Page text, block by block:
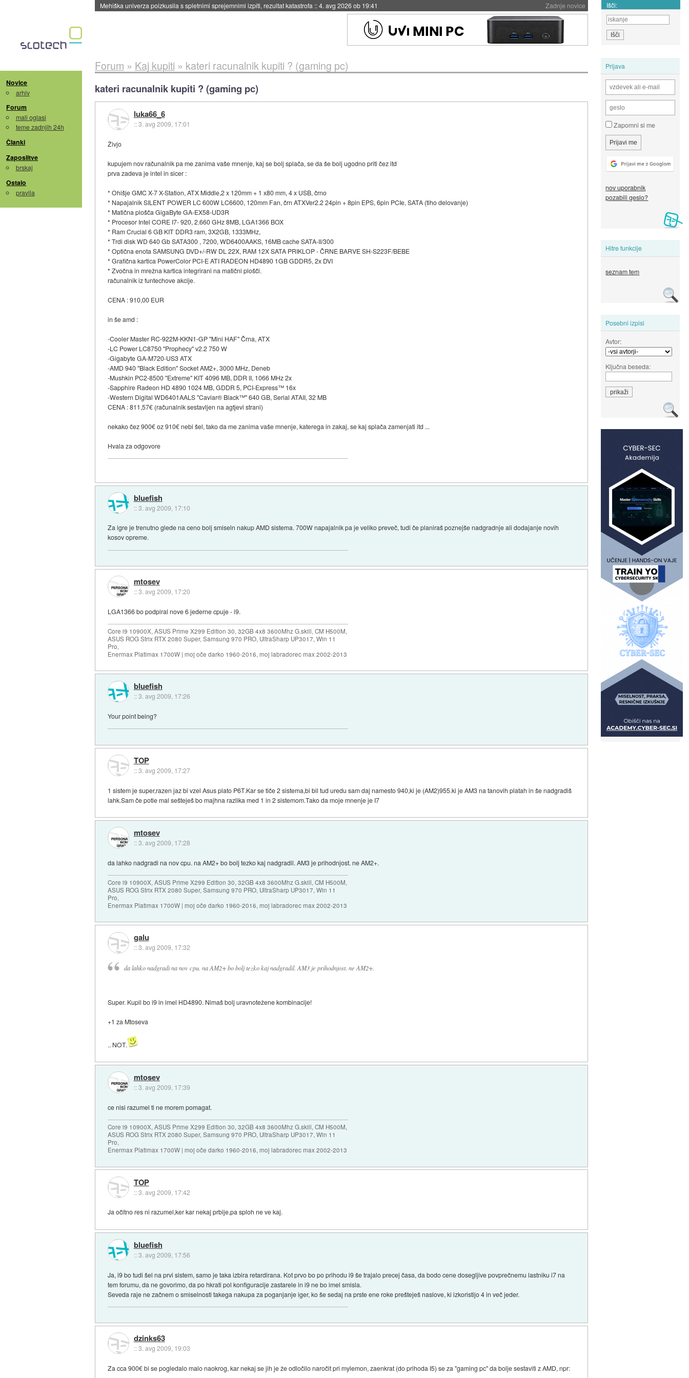
Zadnje novice
Evropska vesoljska agencija razvija svojo raketo za večkratno uporabo::4. avg 2026 ob 19:41 Išči:
Novice
arhiv
Forum
mali oglasi
teme zadnjih 24h
Članki
Zaposlitve
brskaj
Ostalo
pravila
Prijava
Zapomni si me
nov uporabnik
pozabili geslo?
Hitre funkcije
seznam tem
Posebni izpisi
Avtor:
Ključna beseda:
Forum » Kaj kupiti » kateri racunalnik kupiti ? (gaming pc)
kateri racunalnik kupiti ? (gaming pc)
luka66_6
::3. avg 2009, 17:01
Živjo
kupujem nov računalnik pa me zanima vaše mnenje, kaj se bolj splača, se da še bolj ugodno priti čez itd
prva zadeva je intel in sicer :
* Ohišje GMC X-7 X-Station, ATX Middle,2 x 120mm + 1 x80 mm, 4 x USB, črno
* Napajalnik SILENT POWER LC 600W LC6600, 120mm Fan, črn ATXVer2.2 24pin + 8pin EPS, 6pin PCIe, SATA (tiho delovanje)
* Matična plošča GigaByte GA-EX58-UD3R
* Procesor Intel CORE I7- 920, 2.660 GHz 8MB, LGA1366 BOX
* Ram Crucial 6 GB KIT DDR3 ram, 3X2GB, 1333MHz,
* Trdi disk WD 640 Gb SATA300 , 7200, WD6400AAKS, 16MB cache SATA-II/300
* Optična enota SAMSUNG DVD+/-RW DL 22X, RAM 12X SATA PRIKLOP - ČRNE BARVE SH-S223F/BEBE
* Grafična kartica PowerColor PCI-E ATI RADEON HD4890 1GB GDDR5, 2x DVI
* Zvočna in mrežna kartica integrirani na matični plošči.
računalnik iz funtechove akcije.
CENA : 910,00 EUR
in še amd :
-Cooler Master RC-922M-KKN1-GP "Mini HAF" Črna, ATX
-LC Power LC8750 "Prophecy" v2.2 750 W
-Gigabyte GA-M720-US3 ATX
-AMD 940 "Black Edition" Socket AM2+, 3000 MHz, Deneb
-Mushkin PC2-8500 "Extreme" KIT 4096 MB, DDR II, 1066 MHz 2x
-Sapphire Radeon HD 4890 1024 MB, GDDR 5, PCI-Express™ 16x
-Western Digital WD6401AALS "Caviar® Black™" 640 GB, Serial ATAII, 32 MB
CENA : 811,57€ (računalnik sestavljen na agtjevi strani)
nekako čez 900€ oz 910€ nebi šel, tako da me zanima vaše mnenje, katerega in zakaj, se kaj splača zamenjati itd ...
Hvala za odgovore
bluefish
::3. avg 2009, 17:10
Za igre je trenutno glede na ceno bolj smiseln nakup AMD sistema. 700W napajalnik pa je veliko preveč, tudi če planiraš poznejše nadgradnje ali dodajanje novih
kosov opreme.
mtosev
::3. avg 2009, 17:20
LGA1366 bo podpiral nove 6 jederne cpuje - i9.
Core i9 10900X, ASUS Prime X299 Edition 30, 32GB 4x8 3600Mhz G.skill, CM H500M,
ASUS ROG Strix RTX 2080 Super, Samsung 970 PRO, UltraSharp UP3017, Win 11
Pro,
Enermax Platimax 1700W | moj oče darko 1960-2016, moj labradorec max 2002-2013
bluefish
::3. avg 2009, 17:26
Your point being?
TOP
::3. avg 2009, 17:27
1 sistem je super,razen jaz bi vzel Asus plato P6T.Kar se tiče 2 sistema,bi bil tud uredu sam daj namesto 940,ki je (AM2)955.ki je AM3 na tanovih platah in še nadgradiš
lahk.Sam če potle mal sešteješ bo majhna razlika med 1 in 2 sistemom.Tako da moje mnenje je I7
mtosev
::3. avg 2009, 17:28
da lahko nadgradi na nov cpu. na AM2+ bo bolj tezko kaj nadgradil. AM3 je prihodnjost. ne AM2+.
Core i9 10900X, ASUS Prime X299 Edition 30, 32GB 4x8 3600Mhz G.skill, CM H500M,
ASUS ROG Strix RTX 2080 Super, Samsung 970 PRO, UltraSharp UP3017, Win 11
Pro,
Enermax Platimax 1700W | moj oče darko 1960-2016, moj labradorec max 2002-2013
galu
::3. avg 2009, 17:32
da lahko nadgradi na nov cpu. na AM2+ bo bolj tezko kaj nadgradil. AM3 je prihodnjost. ne AM2+.
Super. Kupil bo i9 in imel HD4890. Nimaš bolj uravnotežene kombinacije!
+1 za Mtoseva
.. NOT.
mtosev
::3. avg 2009, 17:39
ce nisi razumel ti ne morem pomagat.
Core i9 10900X, ASUS Prime X299 Edition 30, 32GB 4x8 3600Mhz G.skill, CM H500M,
ASUS ROG Strix RTX 2080 Super, Samsung 970 PRO, UltraSharp UP3017, Win 11
Pro,
Enermax Platimax 1700W | moj oče darko 1960-2016, moj labradorec max 2002-2013
TOP
::3. avg 2009, 17:42
Ja očitno res ni razumel,ker kar nekaj prbije,pa sploh ne ve kaj.
bluefish
::3. avg 2009, 17:56
Ja, i9 bo tudi šel na prvi sistem, samo je taka izbira retardirana. Kot prvo bo po prihodu i9 še trajalo precej časa, da bodo cene dosegljive povprečnemu lastniku i7 na
tem forumu, da ne govorimo, da po hkrati pol konfiguracije zastarele in i9 ne bo imel smisla.
Seveda raje ne začnem o smiselnosti takega nakupa za poganjanje iger, ko še sedaj na prste ene roke prešteješ naslove, ki izkoristijo 4 in več jeder.
dzinks63
::3. avg 2009, 19:03
Za cca 900€ bi se pogledalo malo naokrog, kar nekaj se jih je že odločilo naročit pri mylemon, zaenkrat (do prihoda I5) se za "gaming pc" da bolje sestaviti z AMD, npr: